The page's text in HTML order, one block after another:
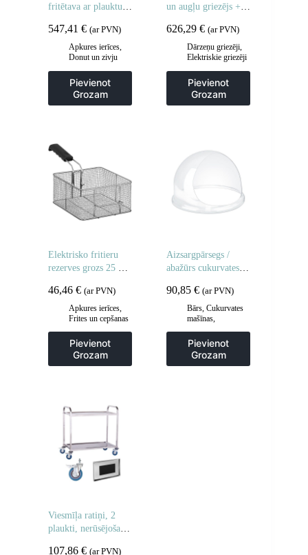
fritētava ar plauktu,
547,41 € (ar PVN)
Apkures ierīces,
Donut un zivju
cepšanas iekārtas
Gastronomija
Virtuve
Pievienot
Grozam
un augļu griezējs + 5
626,29€ (ar PVN)
Dārzeņu griezēji,
Elektriskie griezēji
Gastronomija
Manuāla un
mehāniska
Pievienot
Grozam
Elektrisko fritieru
rezerves grozs 25 x
46,46 € (ar PVN)
Apkures ierīces
Frites un cepšanas
Gastronomija
Piederumi
ceptuvēm,Virtuve
Pievienot
Grozam
Aizsargpārsegs /
abažūrs cukurvates
90,85€ (ar PVN)
Bārs ,Cukurvates
mašīnas
Pievienot
Grozam
Viesmīļa ratiņi, 2
plaukti, nerūsējošais
107,86 € (ar PVN)